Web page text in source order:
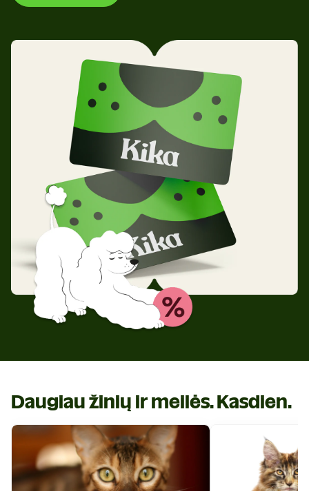
Daugiau žinių ir meilės. Kasdien.